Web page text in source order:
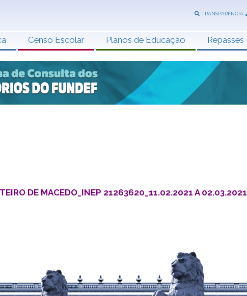
TRANSPARÊNCIA
Censo Escolar Planos de Educação Repasses
DE MACEDO_INEP 21263620_11.02.2021 A 02.03.2021